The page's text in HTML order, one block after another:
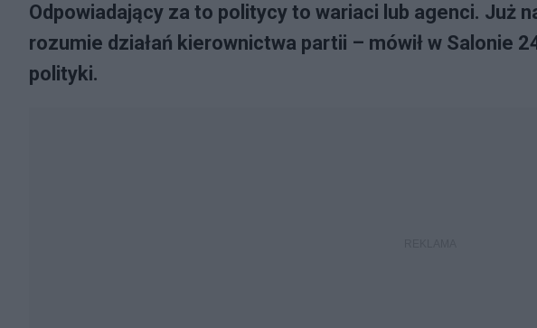
Odpowiadający za to politycy to wariaci lub agenci. Już
rozumie działań kierownictwa partii – mówił w Salonie
polityki.